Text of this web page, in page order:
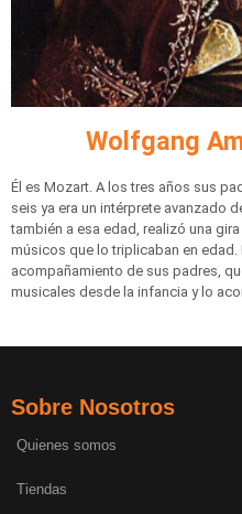
Wolfgang
Él es Mozart. A los tres años sus
seis ya era un intérprete avanzado
también a esa edad, realizó una
músicos que lo triplicaban en edad.
acompañamiento de sus padres,
musicales desde la infancia y lo
Sobre Nosotros
Quienes somos
Tiendas